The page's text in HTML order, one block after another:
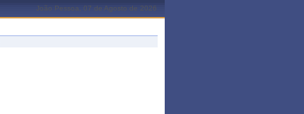
João Pessoa, 07 de Agosto de 2026